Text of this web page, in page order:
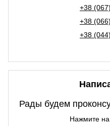
+38
+38
+38
Рады будем
Нажмите